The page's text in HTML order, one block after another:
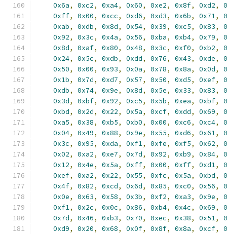
0x6a, 0xc2, 0xa4, 0x60, 0xe2, 0x8f, 0xd2,
0xff, 0x00, 0xcc, 0xd6, 0xd3, 0x6b, 0x71,
0xab, 0xdb, 0x8d, 0x54, 0x39, 0xc5, 0x83,
0x92, 0x3c, 0x4a, 0x56, 0xba, 0xb4, 0x79,
0x8d, 0xaf, 0x80, 0x48, 0x3c, 0xf0, 0xb2,
0x24, 0x5c, 0xdb, 0xdd, 0x76, 0x43, 0xde,
0x50, 0x00, 0x93, 0x0a, 0x78, 0x8a, 0x0d,
0x1b, 0x7d, 0xd7, 0x57, 0x50, 0xd5, 0xef,
0xdb, 0x74, 0x9e, 0x8d, 0x5e, 0x33, 0x83,
0x3d, 0xbf, 0x92, 0xc5, 0x5b, 0xea, 0xbf,
0xbd, 0x2d, 0x22, 0x5a, 0xcf, 0xdd, 0x69,
0xa5, 0x38, 0xb5, 0xb0, 0x00, 0xc6, 0xc4,
0x04, 0x49, 0x88, 0x9e, 0x55, 0xd6, 0x61,
0x3c, 0x95, 0xda, 0xf1, 0xfe, 0xf5, 0x62,
0x02, 0xa2, 0xe7, 0x7d, 0x92, 0xb9, 0x84,
0x12, 0x4e, 0x5a, 0xff, 0x00, 0xff, 0xd1,
0xef, 0xa2, 0x22, 0x55, 0xfc, 0x5a, 0xbd,
0x4f, 0x82, 0xcd, 0x6d, 0x85, 0xc0, 0x56,
0x0e, 0x63, 0x58, 0x3b, 0xf2, 0xa3, 0x9e,
0xf1, 0x2c, 0x0c, 0x86, 0xb4, 0x4c, 0x69,
0x7d, 0x46, 0xb3, 0x70, 0xec, 0x38, 0x51,
0xd9, 0x20, 0x68, 0x0f, 0x8f, 0x8a, 0xcf,